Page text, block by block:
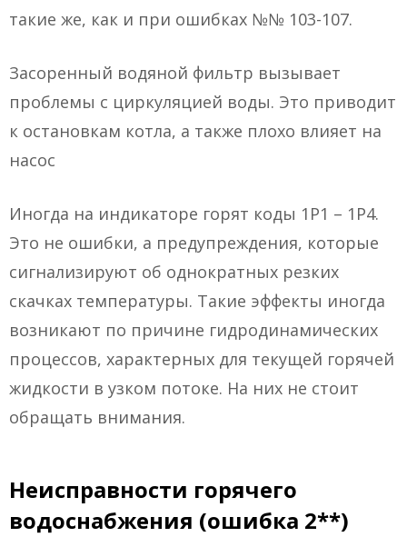
такие же, как и при ошибках №№ 103-107.
Засоренный водяной фильтр вызывает
проблемы с циркуляцией воды. Это приводит
к остановкам котла, а также плохо влияет на
насос
Иногда на индикаторе горят коды 1P1 – 1P4.
Это не ошибки, а предупреждения, которые
сигнализируют об однократных резких
скачках температуры. Такие эффекты иногда
возникают по причине гидродинамических
процессов, характерных для текущей горячей
жидкости в узком потоке. На них не стоит
обращать внимания.
Неисправности горячего
водоснабжения (ошибка 2**)